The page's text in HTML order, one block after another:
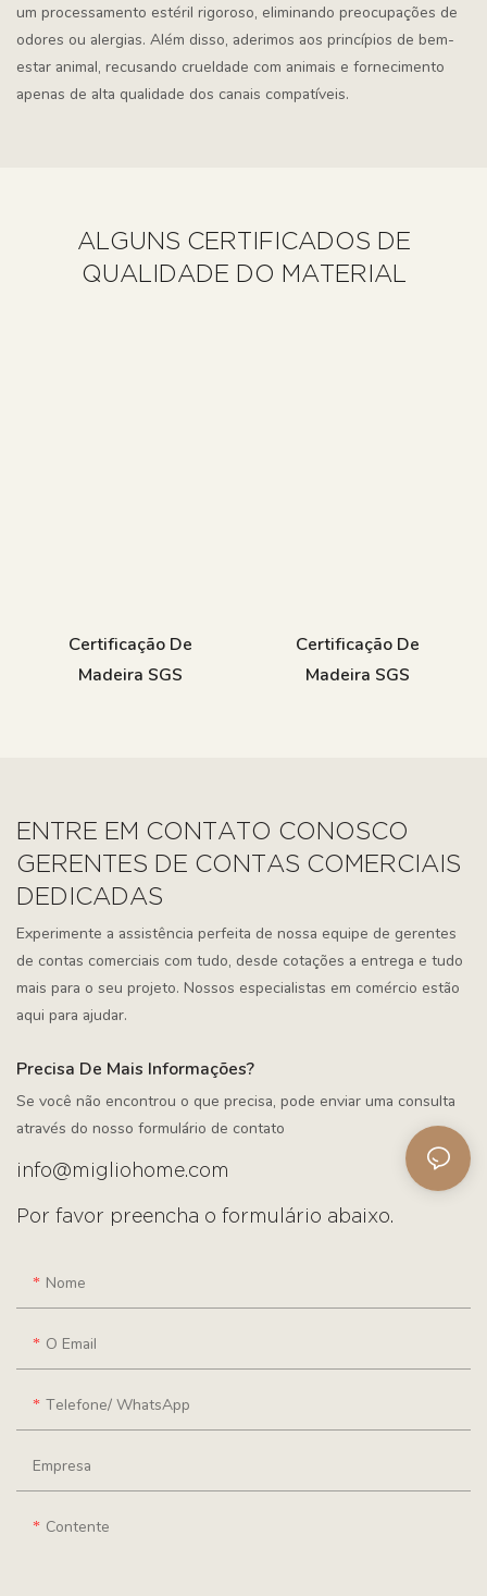
um processamento estéril rigoroso, eliminando preocupações de
odores ou alergias. Além disso, aderimos aos princípios de bem-
estar animal, recusando crueldade com animais e fornecimento
apenas de alta qualidade dos canais compatíveis.
ALGUNS CERTIFICADOS DE
QUALIDADE DO MATERIAL
Certificação De
Madeira SGS
Certificação De
Madeira SGS
ENTRE EM CONTATO CONOSCO
GERENTES DE CONTAS COMERCIAIS
DEDICADAS
Experimente a assistência perfeita de nossa equipe de gerentes
de contas comerciais com tudo, desde cotações a entrega e tudo
mais para o seu projeto. Nossos especialistas em comércio estão
aqui para ajudar.
Precisa De Mais Informações?
Se você não encontrou o que precisa, pode enviar uma consulta
através do nosso formulário de contato
info@migliohome.com
Por favor preencha o formulário abaixo.
Nome
O Email
Telefone/ WhatsApp
Empresa
Contente